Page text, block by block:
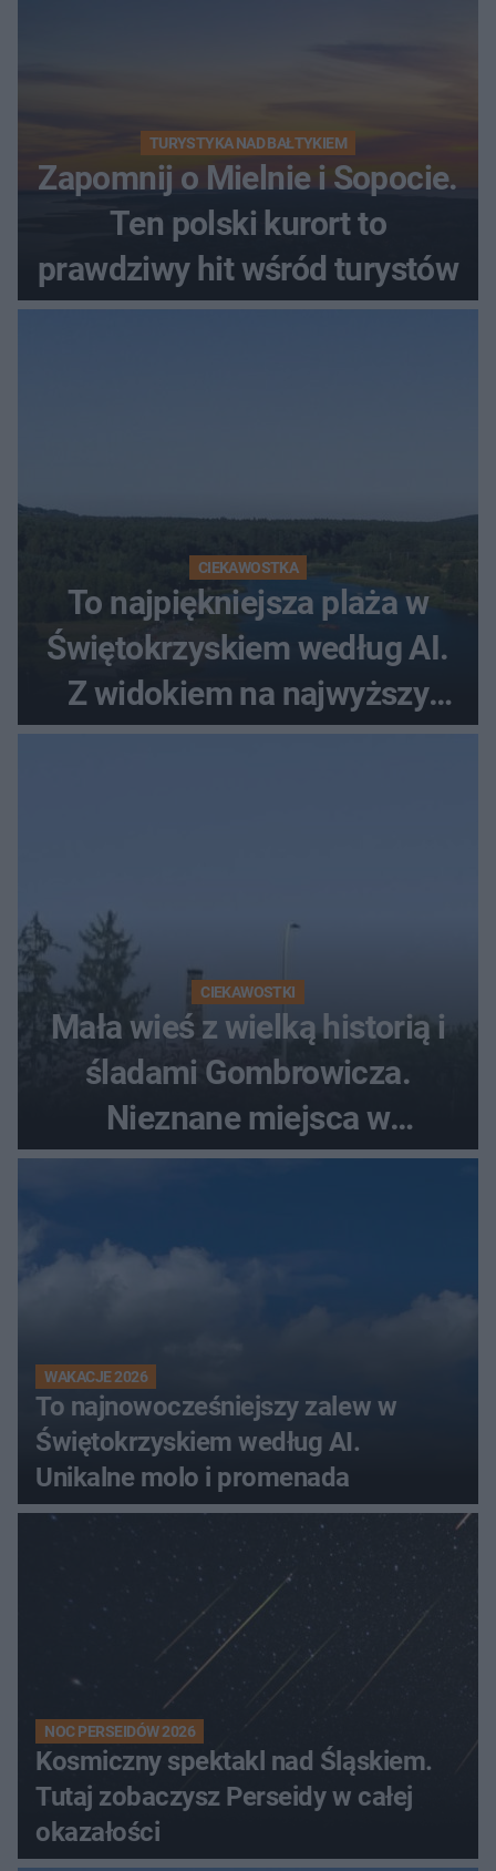
TURYSTYKA NAD BAŁTYKIEM
Zapomnij o Mielnie i Sopocie.
Ten polski kurort to
prawdziwy hit wśród turystów
CIEKAWOSTKA
To najpiękniejsza plaża w
Świętokrzyskiem według AI.
Z widokiem na najwyższy
szczyt Gór Świętokrzyskich
CIEKAWOSTKI
Mała wieś z wielką historią i
śladami Gombrowicza.
Nieznane miejsca w
Świętokrzyskiem
WAKACJE 2026
To najnowocześniejszy zalew w
Świętokrzyskiem według AI.
Unikalne molo i promenada
NOC PERSEIDÓW 2026
Kosmiczny spektakl nad Śląskiem.
Tutaj zobaczysz Perseidy w całej
okazałości